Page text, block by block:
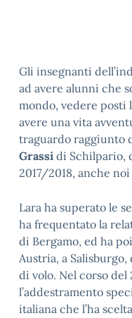
Gli insegnanti
ad avere alunni che
mondo, vedere posti
avere una vita
traguardo raggiunto
Grassi di Schilpario,
2017/2018, anche
Lara ha superato le
ha frequentato la
di Bergamo, ed ha
Austria, a
di volo. Nel corso del
l’addestramento
italiana che l’ha scelta